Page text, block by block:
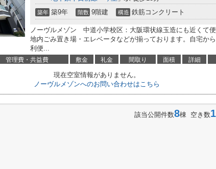
築年 築9年 階数 9階建 構造 鉄筋コンクリート
ノーヴルメゾン 中道小学校区：大阪環状線玉造にも近くて
地内ごみ置き場・エレベータなどが揃っております。自宅から
利便...
管理費・共益費 敷金 礼金 間取り 面積 詳細
現在空室情報がありません。
ノーヴルメゾンへのお問い合わせはこちら
該当公開件数8棟 空き数